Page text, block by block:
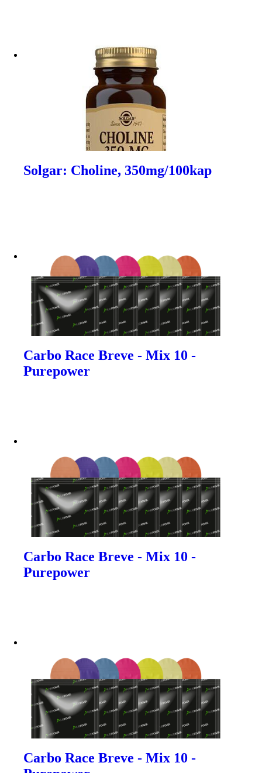
Solgar: Choline, 350mg/100kap
Carbo Race Breve - Mix 10 -
Purepower
Carbo Race Breve - Mix 10 -
Purepower
Carbo Race Breve - Mix 10 -